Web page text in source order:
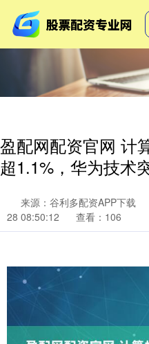
盈配网配资官网 计
超1.1%，华为技术
来源：谷利多配资APP下载
28 08:50:12
查看：106